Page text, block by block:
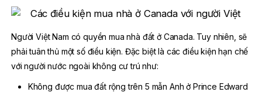
Người Việt Nam có quyền mua nhà đất ở Canada. Tuy nhiên, sẽ
phải tuân thủ một số điều kiện. Đặc biệt là các điều kiện hạn chế
với người nước ngoài không cư trú như:
Không được mua đất rộng trên 5 mẫn Anh ở Prince Edward